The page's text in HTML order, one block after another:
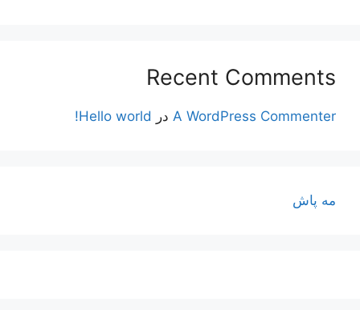
Recent Comments
A WordPress Commenter در Hello world!
مه پاش